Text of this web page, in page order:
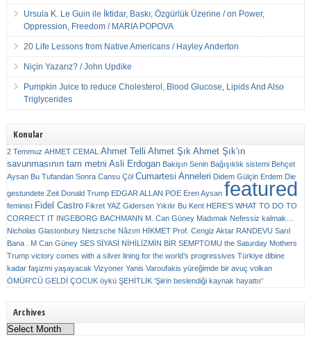
Ursula K. Le Guin ile İktidar, Baskı, Özgürlük Üzerine / on Power,
Oppression, Freedom / MARIA POPOVA
20 Life Lessons from Native Americans / Hayley Anderton
Niçin Yazarız? / John Updike
Pumpkin Juice to reduce Cholesterol, Blood Glucose, Lipids And Also
Triglycerides
Konular
2 Temmuz AHMET CEMAL Ahmet Telli Ahmet Şık Ahmet Şık'ın
savunmasının tam metni Asli Erdogan Bakişın Senin Bağışıklık sistemi Behçet
Aysan Bu Tufandan Sonra Cansu Çöl Cumartesi Anneleri Didem Gülçin Erdem Die
gestundete Zeit Donald Trump EDGAR ALLAN POE Eren Aysan featured
feminist Fidel Castro Fikret YAZ Gidersen Yıkılır Bu Kent HERE’S WHAT TO DO TO
CORRECT IT INGEBORG BACHMANN M. Can Güney Madımak Nefessiz kalmak…
Nicholas Glastonbury Nietzsche Nâzım HİKMET Prof. Cengiz Aktar RANDEVU Sarıl
Bana . M Can Güney SES SİYASİ NİHİLİZMİN BİR SEMPTOMU the Saturday Mothers
Trump victory comes with a silver lining for the world’s progressives Türkiye dibine
kadar faşizmi yaşayacak Vizyoner Yanis Varoufakis yüreğimde bir avuç volkan
ÖMÜR'CÜ GELDİ ÇOCUK öykü ŞEHİTLİK ‘Şiirin beslendiği kaynak hayattır’
Archives
Archives